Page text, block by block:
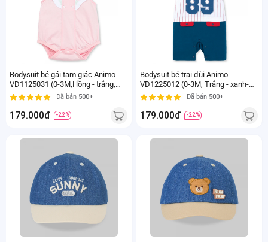
Bodysuit bé gái tam giác Animo
VD1125031 (0-3M,Hồng - trắng,
NN01)
Đã bán 500+
179.000đ -22%
Bodysuit bé trai đùi Animo
VD1225012 (0-3M, Trắng - xanh-
đỏ, TT11)
Đã bán 500+
179.000đ -22%